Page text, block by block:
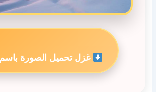
غزل تحميل الصورة باسم